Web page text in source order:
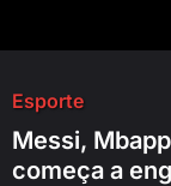
Esporte
Messi,
começa a